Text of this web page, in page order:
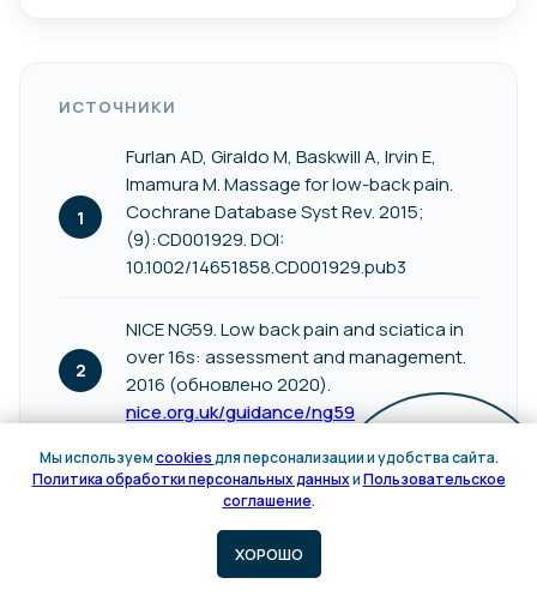
ИСТОЧНИКИ
Furlan AD, Giraldo M, Baskwill A, Irvin E,
Imamura M. Massage for low-back pain.
Cochrane Database Syst Rev. 2015;
(9):CD001929. DOI:
10.1002/14651858.CD001929.pub3
NICE NG59. Low back pain and sciatica in
over 16s: assessment and management.
2016 (обновлено 2020).
nice.org.uk/guidance/ng59
WHO Guideline for non-surgical
management of chronic primary low back
pain in adults. World Health Organization,
Нас рекомендуют
отзывы о клинике на сервисах
2gisиЯндекс.Карты
Мы используемcookiesдля персонализации и удобства сайта.
Политика обработки персональных данныхиПользовательское
соглашение.
ХОРОШО
Онлайн